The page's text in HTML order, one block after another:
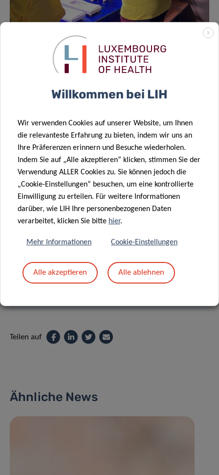
Delegation am Freitag
SCIENTIFIC CONTACT
JUDITH
Teilen auf
Ähnliche News
X
Willkommen bei LIH
Wir verwenden Cookies auf unserer Website, um Ihnen
die relevanteste Erfahrung zu bieten, indem wir uns an
Ihre Präferenzen erinnern und Besuche wiederholen.
Indem Sie auf „Alle akzeptieren“ klicken, stimmen Sie der
Verwendung ALLER Cookies zu. Sie können jedoch die
„Cookie-Einstellungen“ besuchen, um eine kontrollierte
Einwilligung zu erteilen. Für weitere Informationen
darüber, wie LIH Ihre personenbezogenen Daten
verarbeitet, klicken Sie bitte hier.
Mehr Informationen Cookie-Einstellungen
Alle akzeptieren Alle ablehnen